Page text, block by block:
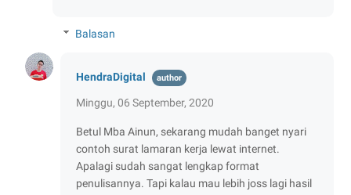
Balasan
HendraDigital
Minggu, 06 September, 2020
Betul Mba Ainun, sekarang mudah banget nyari
contoh surat lamaran kerja lewat internet.
Apalagi sudah sangat lengkap format
penulisannya. Tapi kalau mau lebih joss lagi hasil